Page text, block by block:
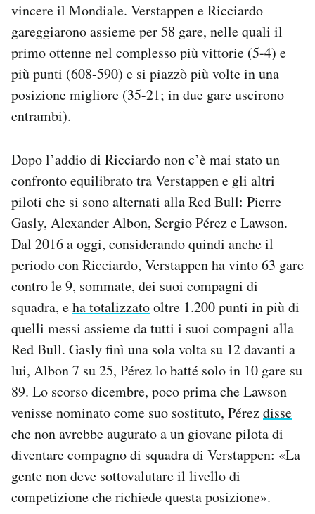
vincere il Mondiale. Verstappen e Ricciardo
gareggiarono assieme per 58 gare, nelle quali il
primo ottenne nel complesso più vittorie (5-4) e
più punti (608-590) e si piazzò più volte in una
posizione migliore (35-21; in due gare uscirono
entrambi).
Dopo l’addio di Ricciardo non c’è mai stato un
confronto equilibrato tra Verstappen e gli altri
piloti che si sono alternati alla Red Bull: Pierre
Gasly, Alexander Albon, Sergio Pérez e Lawson.
Dal 2016 a oggi, considerando quindi anche il
periodo con Ricciardo, Verstappen ha vinto 63 gare
contro le 9, sommate, dei suoi compagni di
squadra, eha totalizzatooltre 1.200 punti in più di
quelli messi assieme da tutti i suoi compagni alla
Red Bull. Gasly finì una sola volta su 12 davanti a
lui, Albon 7 su 25, Pérez lo batté solo in 10 gare su
89. Lo scorso dicembre, poco prima che Lawson
venisse nominato come suo sostituto, Pérezdisse
che non avrebbe augurato a un giovane pilota di
diventare compagno di squadra di Verstappen: «La
gente non deve sottovalutare il livello di
competizione che richiede questa posizione».